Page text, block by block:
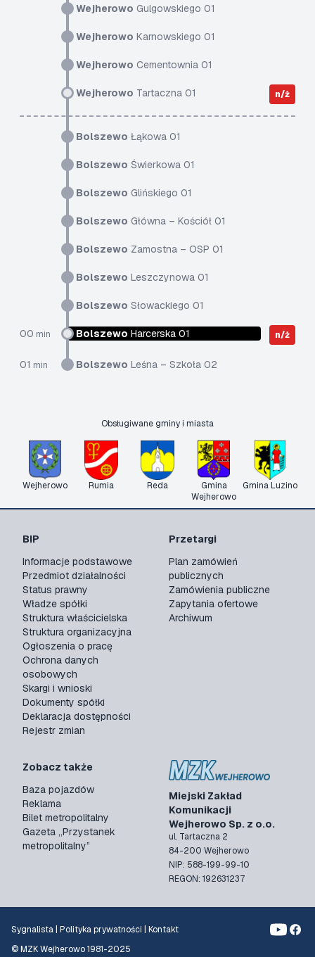
Wejherowo Gulgowskiego 01
Wejherowo Karnowskiego 01
Wejherowo Cementownia 01
Wejherowo Tartaczna 01 n/ż
Bolszewo Łąkowa 01
Bolszewo Świerkowa 01
Bolszewo Glińskiego 01
Bolszewo Główna – Kościół 01
Bolszewo Zamostna – OSP 01
Bolszewo Leszczynowa 01
Bolszewo Słowackiego 01
00 min Bolszewo Harcerska 01 n/ż
01 min Bolszewo Leśna – Szkoła 02
Obsługiwane gminy i miasta
Wejherowo Rumia Reda
Gmina
Wejherowo
Gmina Luzino
Miejski Zakład
Komunikacji
Wejherowo Sp. z o.o.
ul. Tartaczna 2
84-200 Wejherowo
NIP: 588-199-99-10
REGON: 192631237
BIP
Informacje podstawowe
Przedmiot działalności
Status prawny
Władze spółki
Struktura właścicielska
Struktura organizacyjna
Ogłoszenia o pracę
Ochrona danych
osobowych
Skargi i wnioski
Dokumenty spółki
Deklaracja dostępności
Rejestr zmian
Przetargi
Plan zamówień
publicznych
Zamówienia publiczne
Zapytania ofertowe
Archiwum
Zobacz także
Baza pojazdów
Reklama
Bilet metropolitalny
Gazeta „Przystanek
metropolitalny”
Sygnalista Polityka prywatności
Kontakt
© MZK Wejherowo 1981-2025